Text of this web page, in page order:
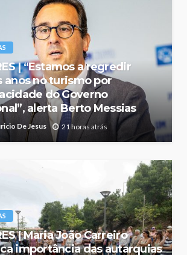
| “Estamos a regredir
anos no turismo por
do Governo
alerta Berto Messias
De Jesus 21 horas atrás
| Maria João Carreiro
importância das autarquias